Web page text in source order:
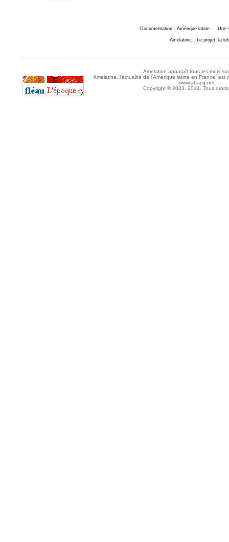
Documentation - Amérique latine Une
Amelatine... Le projet. la
Amelatine apparaît tous les mois
Amelatine, l'actualité de l'Amérique latine en France, est
www.abacq.net
Copyright © 2003, 2014. Tous